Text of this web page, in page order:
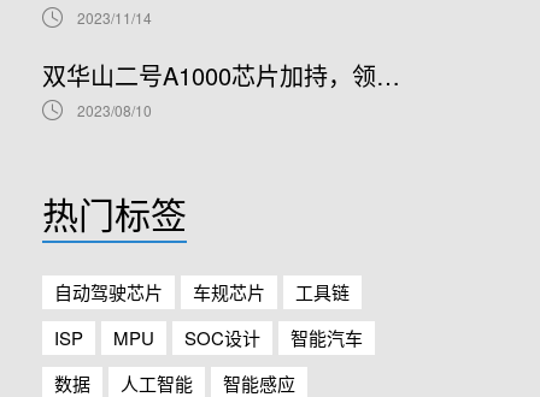
2023/11/14
双华山二号A1000芯片加持，领克08正式开售！
2023/08/10
热门标签
自动驾驶芯片 车规芯片
工具链
ISP
MPU SOC设计
智能汽车
数据
人工智能
智能感应